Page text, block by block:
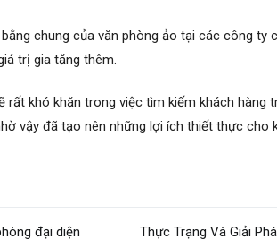
chung của văn phòng ảo tại các công ty
trị gia tăng thêm.
rất khó khăn trong việc tìm kiếm khách
vậy đã tạo nên những lợi ích thiết thực cho
đại diện Thực Trạng Và Giải